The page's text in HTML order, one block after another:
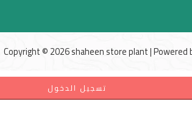
Copyright © 2026 shaheen store plant | Powered
تسجيل الدخول